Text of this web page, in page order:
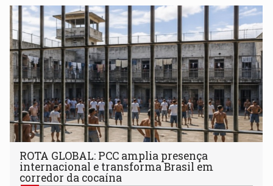
ROTA GLOBAL: PCC amplia presença
internacional e transforma Brasil em
corredor da cocaína